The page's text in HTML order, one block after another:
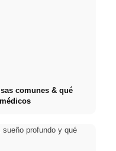
comunes & qué